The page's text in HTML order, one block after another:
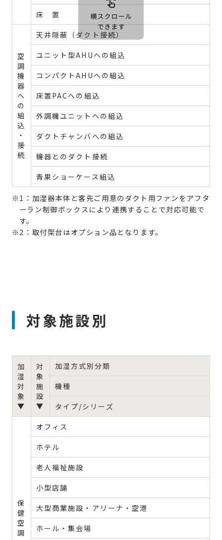
床 置
空
調
機
器
へ
の
組
込
・
接
続
天井隠蔽（ダクト接続）
ユニット型AHUへの組込
コンパクトAHUへの組込
床置PACへの組込
外調機ユニットへの組込
ダクトチャンバへの組込
機器とのダクト接続
青果ショーケース組込
※1：加湿器本体と客先ご用意のダクト用ファンをアフタ
ーラン制御ボックスにより連携することで対応可能で
す。
※2：取付架台はオプション品となります。
対象施設別
加
湿
対
象
▼
対
象
施
設
▼
加湿方式別分類
機種
タイプ/シリーズ
保
健
空
調
オフィス
ホテル
老人福祉施設
小型店舗
大型商業施設・アリーナ・空港
ホール・集会場